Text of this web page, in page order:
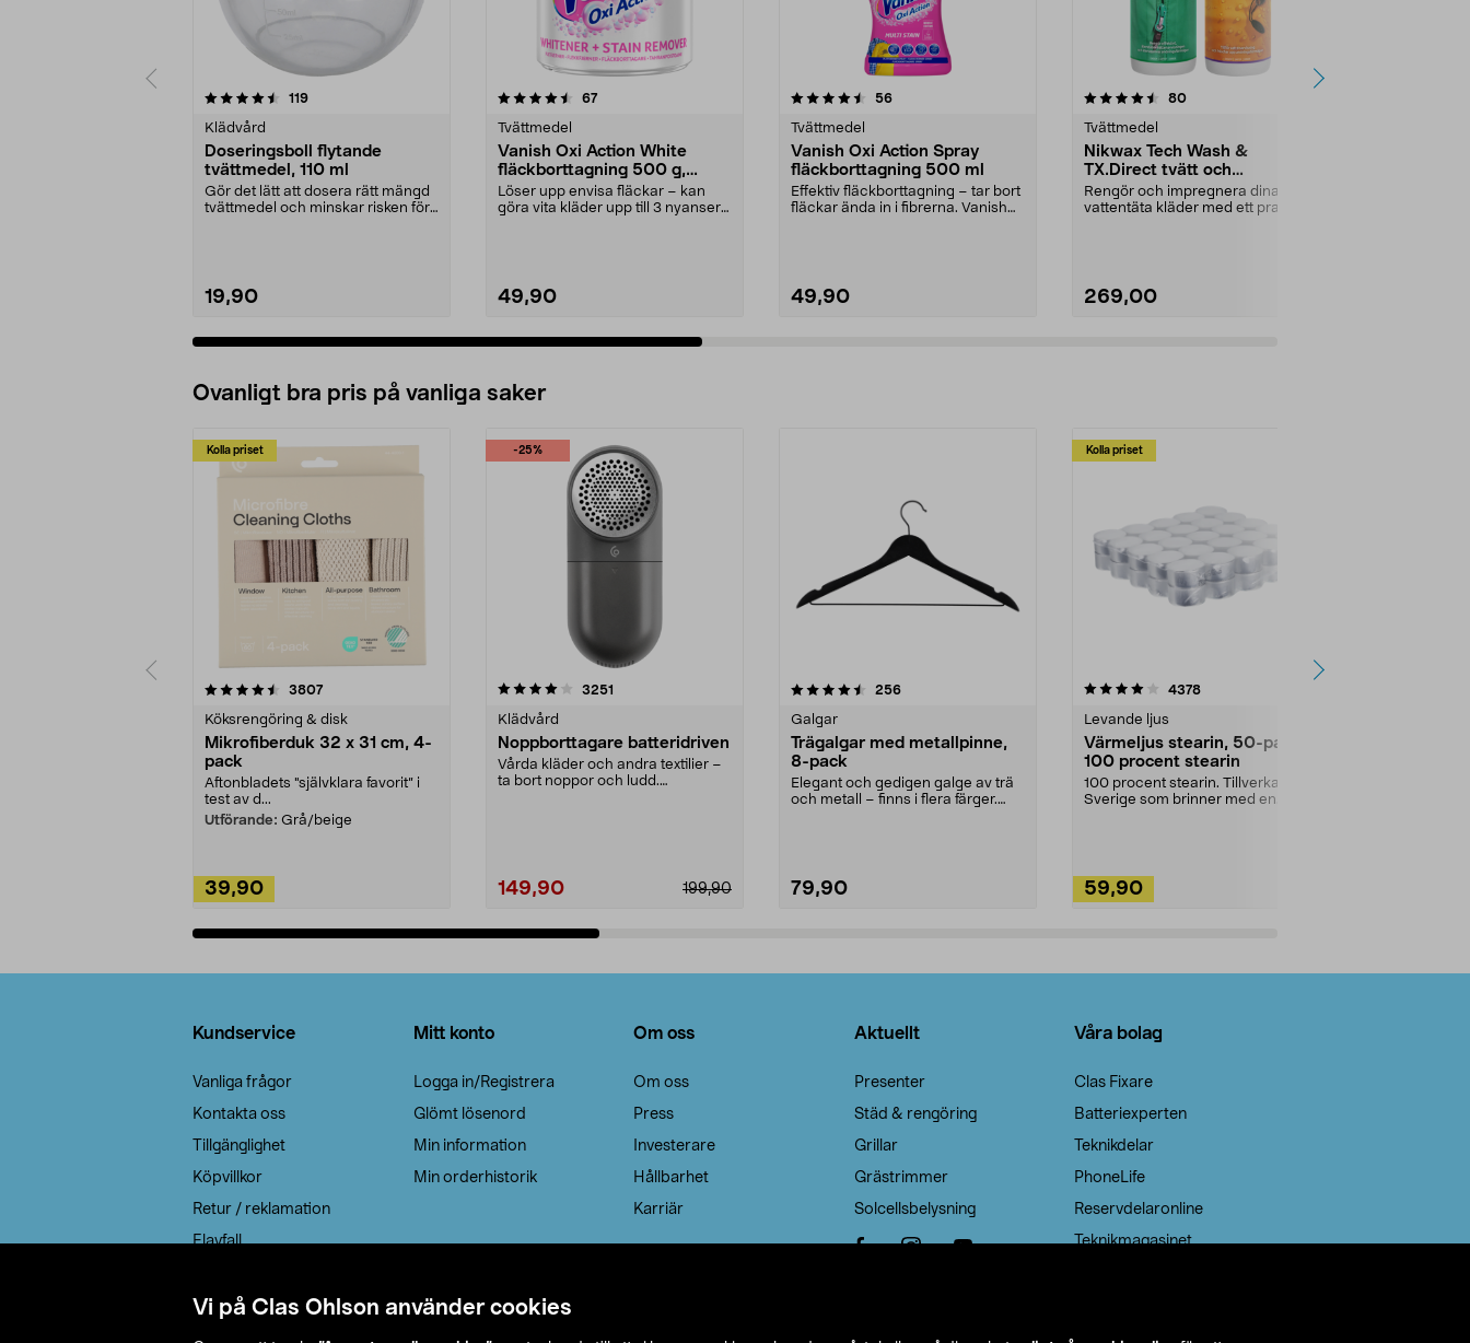
Vi på Clas Ohlson använder cookies
119recensioner
Klädvård
Doseringsboll flytande
tvättmedel, 110 ml
Gör det lätt att dosera rätt mängd
tvättmedel och minskar risken för
19,90
4.5 av 5 stjärnor 67recensioner
Tvättmedel
Vanish Oxi Action White
fläckborttagning 500 g,
pulver
Löser upp envisa fläckar – kan
göra vita kläder upp till 3 nyanser
49,90
4.5 av 5 stjärnor 56recensioner
Tvättmedel
Vanish Oxi Action Spray
fläckborttagning 500 ml
Effektiv fläckborttagning – tar bort
fläckar ända in i fibrerna. Vanish
49,90
4.5 av 5 stjärnor 80recensioner
Tvättmedel
Nikwax Tech Wash &
TX.Direct tvätt och
impregnering, 2-pack
Rengör och impregnera dina
vattentäta kläder med ett praktiskt
269,00
4.5 av 5 stjärnor
Ovanligt bra pris på vanliga saker
Kolla priset
3807recensioner
Köksrengöring & disk
Mikrofiberduk 32 x 31 cm, 4-
pack
Aftonbladets "självklara favorit” i
test av d...
Utförande: Grå/beige
39,90
-25%
4.0av 5 stjärnor 3251
Klädvård
Noppborttagare batteridriven
Vårda kläder och andra textilier –
ta bort noppor och ludd.
199,90
149,90
4.5av 5 stjärnor 256recensioner
Galgar
Trägalgar med metallpinne,
8-pack
Elegant och gedigen galge av trä
och metall – finns i flera färger.
79,90
Kolla priset
4.0av 5 stjärnor 4378recensioner
Levande ljus
Värmeljus stearin, 50-pack,
100 procent stearin
100 procent stearin. Tillverkade i
Sverige som brinner med en
59,90
4.5av 5 stjärnor
Kundservice
Vanliga frågor
Kontakta oss
Tillgänglighet
Köpvillkor
Retur / reklamation
Elavfall
Leveransalternativ
Mitt konto
Logga in/Registrera
Glömt lösenord
Min information
Min orderhistorik
Om oss
Om oss
Press
Investerare
Hållbarhet
Karriär
Aktuellt
Presenter
Städ & rengöring
Grillar
Grästrimmer
Solcellsbelysning
Våra bolag
Clas Fixare
Batteriexperten
Teknikdelar
PhoneLife
Reservdelaronline
Teknikmagasinet